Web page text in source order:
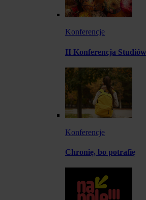
Konferencje
II Konferencja
Konferencje
Chronię, bo potrafię